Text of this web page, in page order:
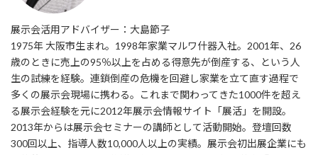
展示会活用アドバイザー：大島節子
1975年 大阪市生まれ。1998年家業マルワ什器入社。2001年、26
歳のときに売上の95％以上を占める得意先が倒産する、という人
生の試練を経験。連鎖倒産の危機を回避し家業を立て直す過程で
多くの展示会現場に携わる。これまで関わってきた1000件を超え
る展示会経験を元に2012年展示会情報サイト「展活」を開設。
2013年からは展示会セミナーの講師として活動開始。登壇回数
300回以上、指導人数10,000人以上の実績。展示会初出展企業にも